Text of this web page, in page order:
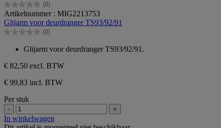
(0)
0.0
van
de
5
Artikelnummer : MIG2213753
Glijarm voor deurdranger TS93/92/91
(0)
0.0
5
sterren.
Glijarm voor deurdranger TS93/92/91.
€ 82,50 excl. BTW
€ 99,83 incl. BTW
Per stuk
- +
In winkelwagen